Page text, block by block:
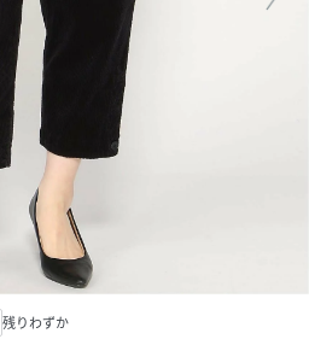
残りわずか